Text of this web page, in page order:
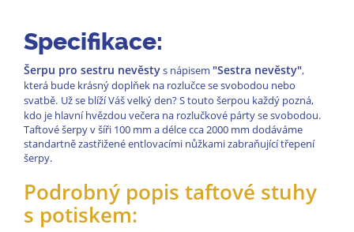
Specifikace:
Šerpu pro sestru nevěstys nápisem "Sestra nevěsty",
která bude krásný doplňek na rozlučce se svobodou nebo
svatbě. Už se blíží Váš velký den? S touto šerpou každý pozná,
kdo je hlavní hvězdou večera na rozlučkové párty se svobodou.
Taftové šerpy v šíři 100 mm a délce cca 2000 mm dodáváme
standartně zastřižené entlovacími nůžkami zabraňující třepení
šerpy.
Podrobný popis taftové stuhy
s potiskem: